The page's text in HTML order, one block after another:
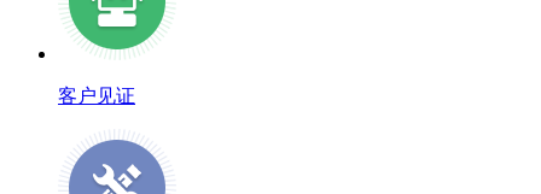
客户见证